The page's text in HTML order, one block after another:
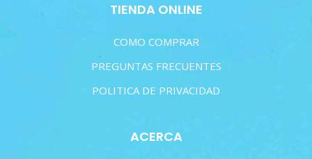
TIENDA ONLINE
COMO COMPRAR
PREGUNTAS FRECUENTES
POLITICA DE PRIVACIDAD
ACERCA